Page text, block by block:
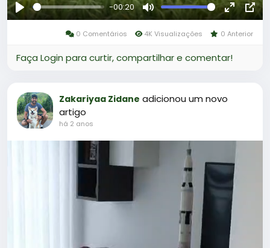
Reproduzir
-00:20
Mute
in-
0 Comentários 4K Visualizações 0 Anterior
Faça Login para curtir, compartilhar e comentar!
Zakariyaa Zidane adicionou um novo
artigo
há 2 anos